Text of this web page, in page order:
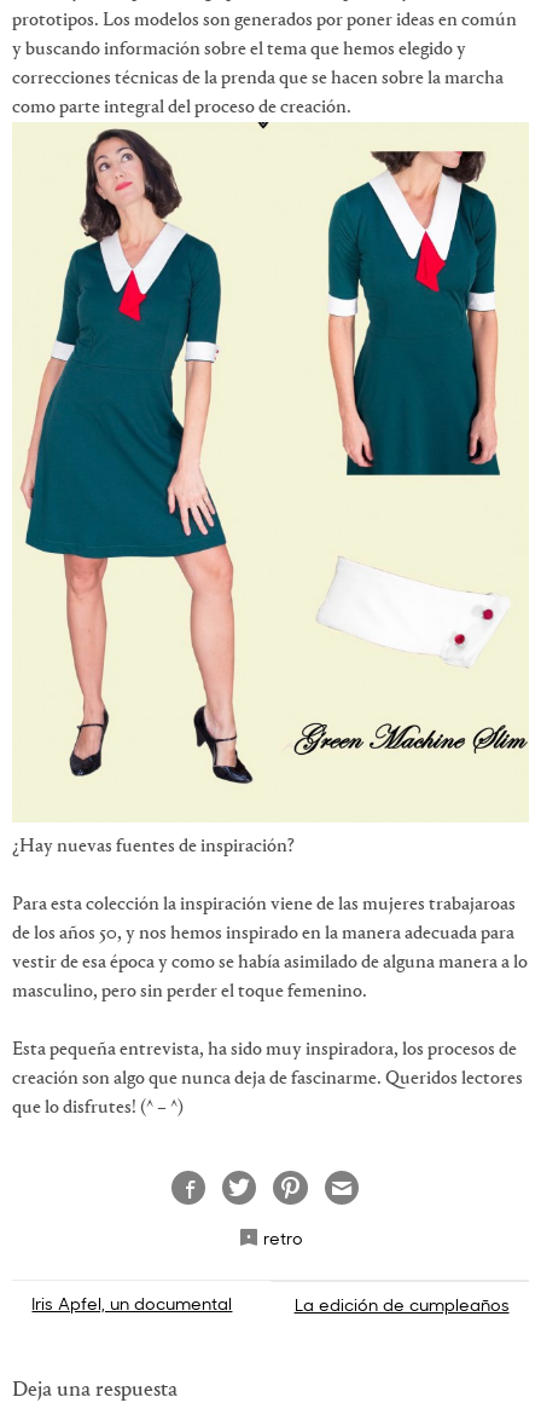
prototipos. Los modelos son generados por poner ideas en común
y buscando información sobre el tema que hemos elegido y
correcciones técnicas de la prenda que se hacen sobre la marcha
como parte integral del proceso de creación.
¿Hay nuevas fuentes de inspiración?
Para esta colección la inspiración viene de las mujeres trabajaroas
de los años 50, y nos hemos inspirado en la manera adecuada para
vestir de esa época y como se había asimilado de alguna manera a lo
masculino, pero sin perder el toque femenino.
Esta pequeña entrevista, ha sido muy inspiradora, los procesos de
creación son algo que nunca deja de fascinarme. Queridos lectores
que lo disfrutes! (^ – ^)
retro
Navegación
entradas
Iris Apfel, un documental La edición de cumpleaños
Deja una respuesta